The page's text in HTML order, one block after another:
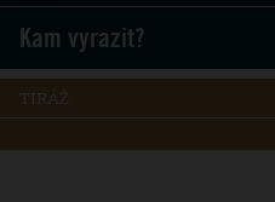
Kam vyrazit?
TIRÁŽ